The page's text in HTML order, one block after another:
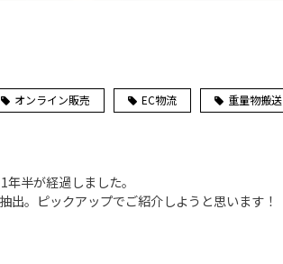
オンライン販売 EC物流 重量物搬送
半が経過しました。
出。ピックアップでご紹介しようと思います！